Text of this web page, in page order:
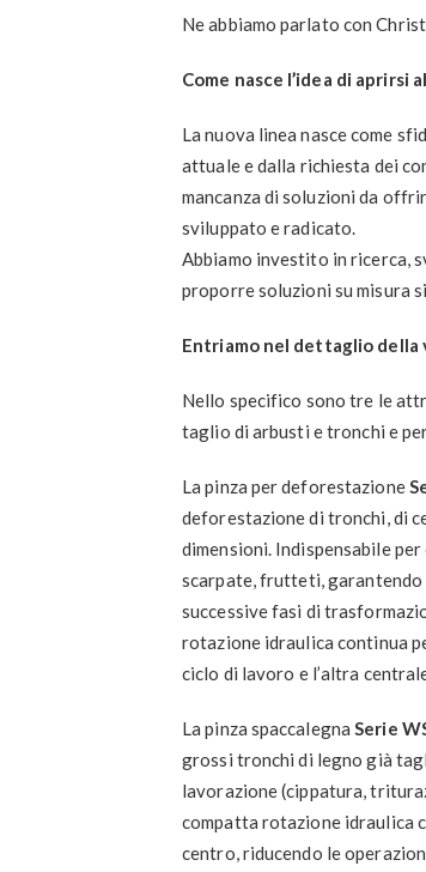
Ne abbiamo parlato con
Come nasce l’idea di aprirsi
La nuova linea nasce come
attuale e dalla richiesta dei
mancanza di soluzioni da
sviluppato e radicato.
Abbiamo investito in ricerca,
proporre soluzioni su misura
Entriamo nel dettaglio
Nello specifico sono tre le
taglio di arbusti e tronchi e
La pinza per deforestazione
deforestazione di tronchi, di
dimensioni. Indispensabile
scarpate, frutteti,
successive fasi di
rotazione idraulica continua
ciclo di lavoro e l’altra
La pinza spaccalegnaSerie
grossi tronchi di legno già
lavorazione (cippatura,
compatta rotazione idraulica
centro, riducendo le